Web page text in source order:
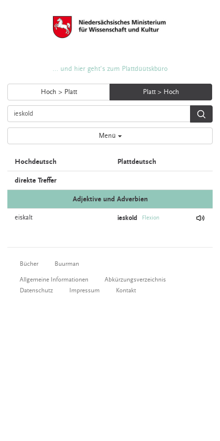
... und hier geht's zum Plattdüütskbüro
Hoch > Platt Platt > Hoch
Menü
Hochdeutsch Plattdeutsch
direkte Treffer
Adjektive und Adverbien
eiskalt ieskold Flexion
Bücher Buurman
Allgemeine Informationen
Abkürzungsverzeichnis
Datenschutz
Impressum Kontakt